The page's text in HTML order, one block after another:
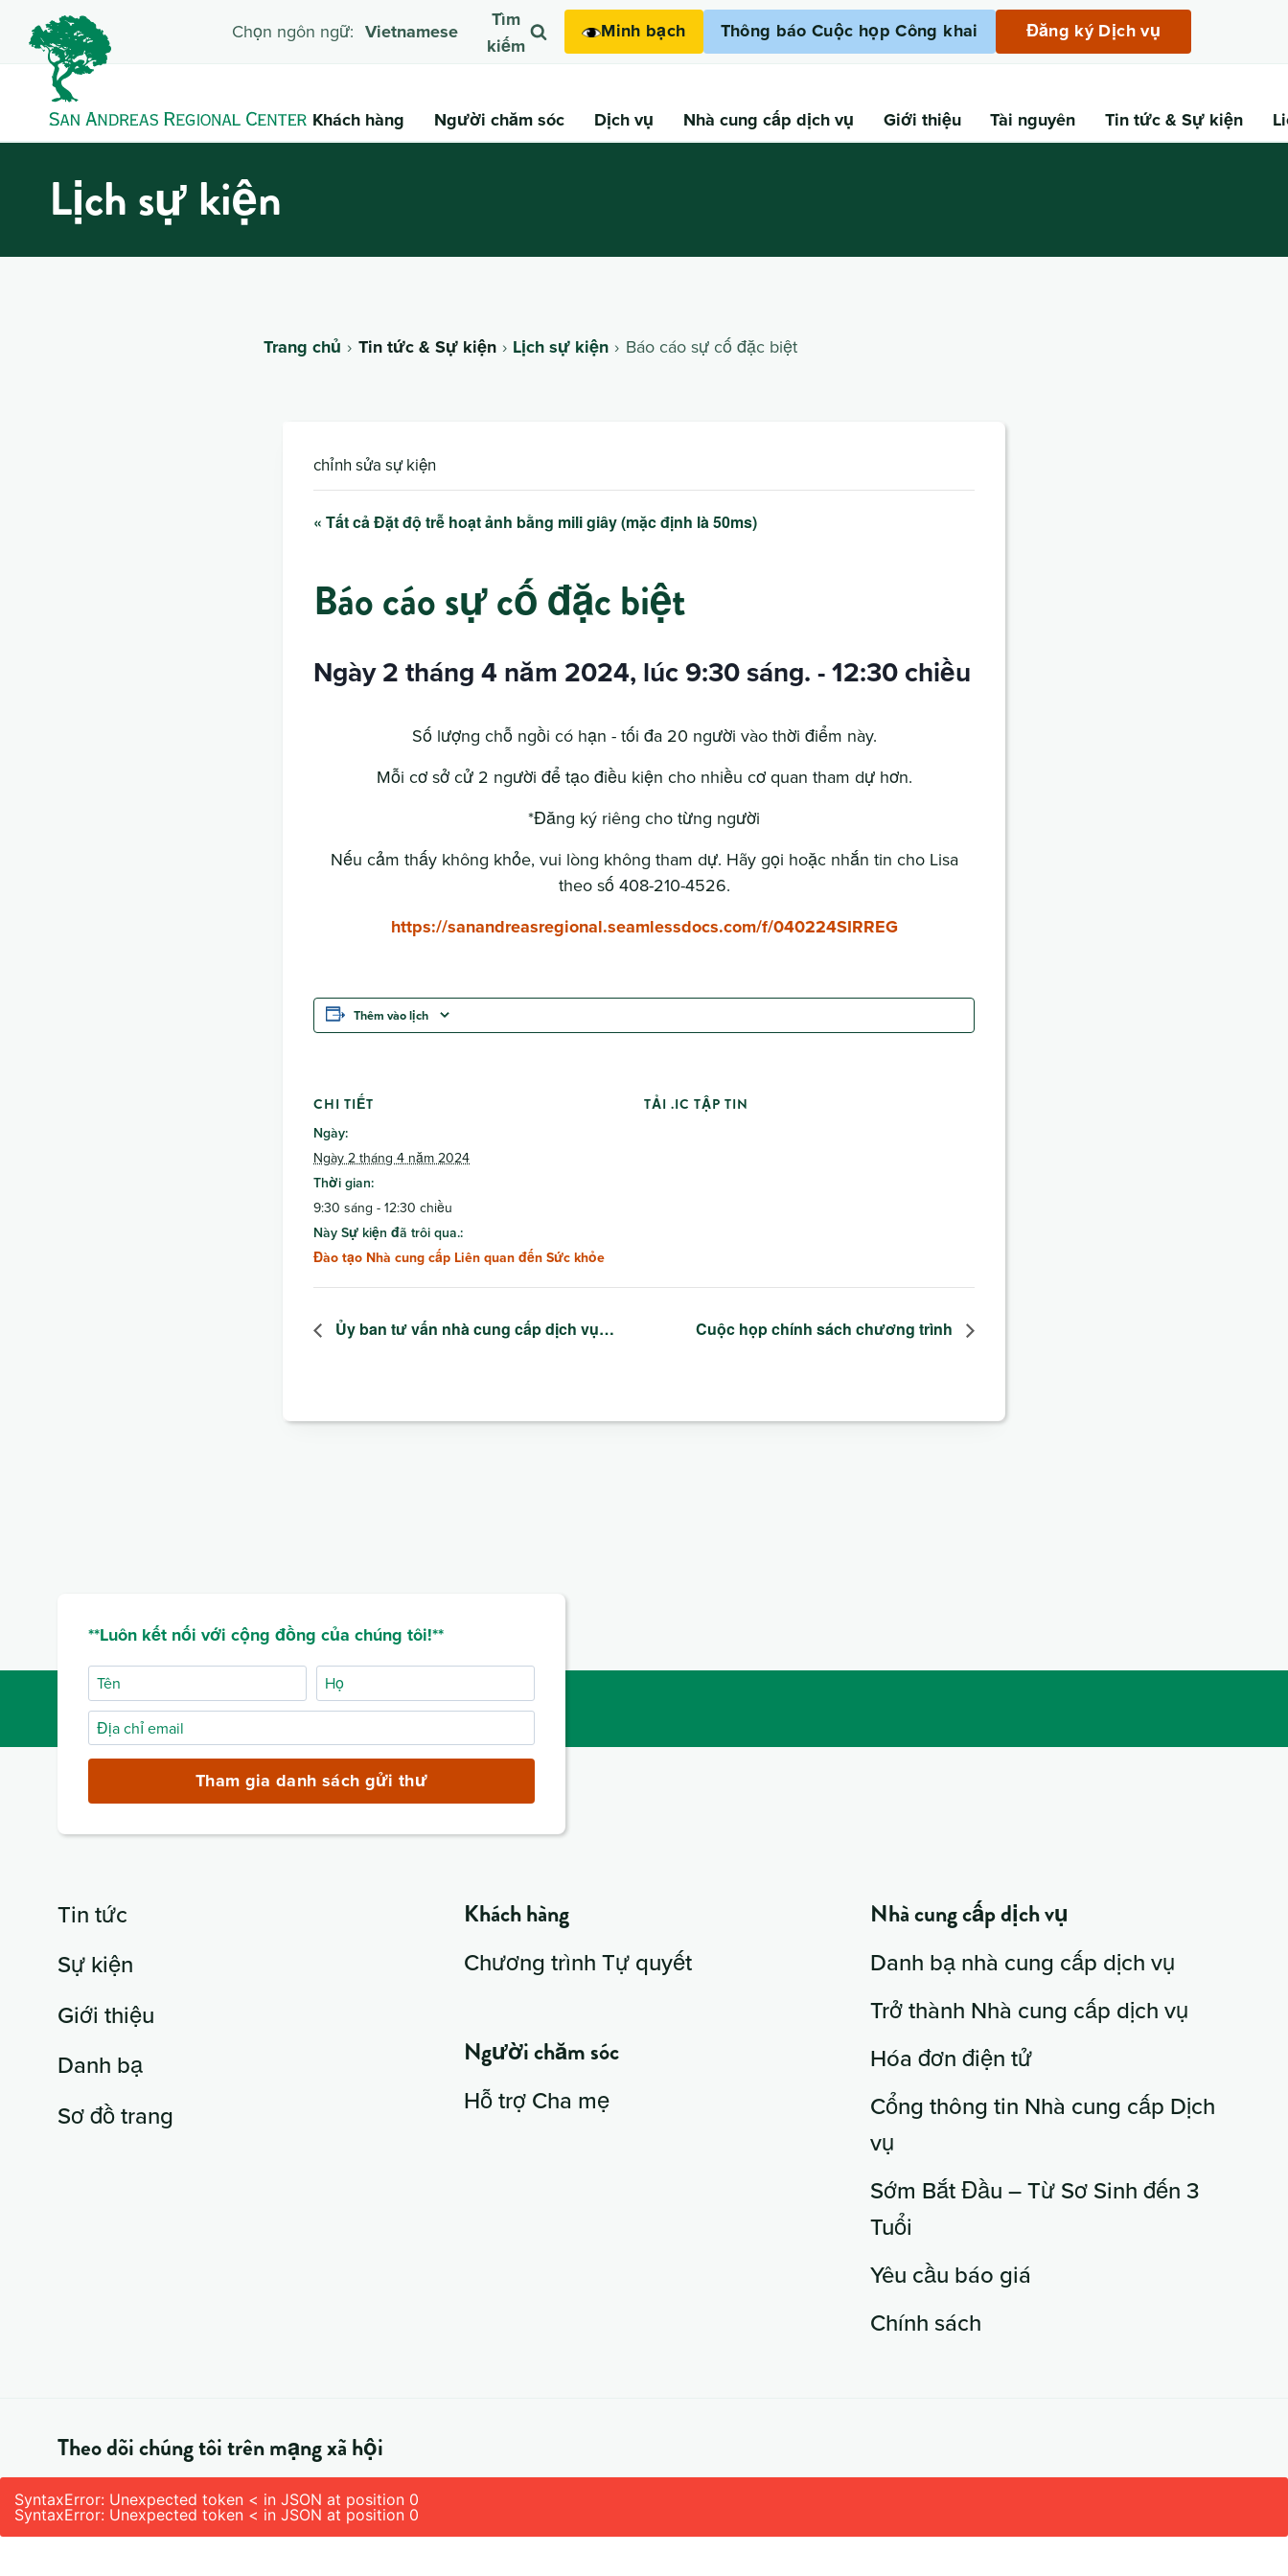
Chọn ngôn ngữ: Vietnamese
Tìm
kiếm
Minh bạch Thông báo Cuộc họp Công khai Đăng ký Dịch vụ
Khách hàng Người chăm sóc Dịch vụ Nhà cung cấp dịch vụ Giới thiệu Tài nguyên Tin tức& Sự kiện
Lịch sự kiện
Trang chủ Tin tức & Sự kiện Lịch sự kiện Báo cáo sự cố đặc biệt
chỉnh sửa sự kiện
« Tất cả Đặt độ trễ hoạt ảnh bằng mili giây (mặc định là 50ms)
Báo cáo sự cố đặc biệt
Ngày 2 tháng 4 năm 2024, lúc 9:30 sáng. -12:30 chiều
Số lượng chỗ ngồi có hạn - tối đa 20 người vào thời điểm này.
Mỗi cơ sở cử 2 người để tạo điều kiện cho nhiều cơ quan tham dự hơn.
*Đăng ký riêng cho từng người
Nếu cảm thấy không khỏe, vui lòng không tham dự. Hãy gọi hoặc nhắn tin cho Lisa
theo số 408-210-4526.
https://sanandreasregional.seamlessdocs.com/f/040224SIRREG
Thêm vào lịch
CHI TIẾT
Ngày:
Ngày 2 tháng 4 năm 2024
Thời gian:
9:30 sáng - 12:30 chiều
Này Sự kiện đã trôi qua.:
Đào tạo Nhà cung cấp Liên quan đến Sức khỏe
TẢI .IC TẬP TIN
Ủy ban tư vấn nhà cung cấp dịch vụ… Cuộc họp chính sách chương trình
**Luôn kết nối với cộng đồng của chúng tôi!**
Tên Họ
Địa
chỉ
(bắt
Tham gia danh sách gửi thư
Tin tức
Sự kiện
Giới thiệu
Danh bạ
Sơ đồ trang
Khách hàng
Chương trình Tự quyết
Người chăm sóc
Hỗ trợ Cha mẹ
Nhà cung cấp dịch vụ
Danh bạ nhà cung cấp dịch vụ
Trở thành Nhà cung cấp dịch vụ
Hóa đơn điện tử
Cổng thông tin Nhà cung cấp Dịch
vụ
Sớm Bắt Đầu – Từ Sơ Sinh đến 3
Tuổi
Yêu cầu báo giá
Chính sách
Theo dõi chúng tôi trên mạng xã hội
SyntaxError: Unexpected token < in JSON at position 0
SyntaxError: Unexpected token < in JSON at position 0